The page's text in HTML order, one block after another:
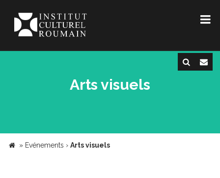
Arts visuels
» Evénements › Arts visuels